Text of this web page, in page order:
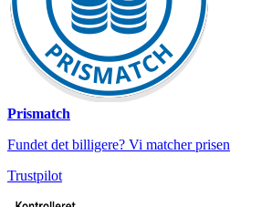
Prismatch
Fundet det billigere? Vi matcher prisen
Trustpilot